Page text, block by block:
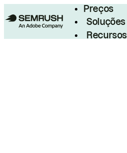
Preços
Soluções
Recursos